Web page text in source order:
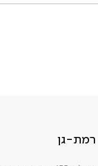
רמת-גן